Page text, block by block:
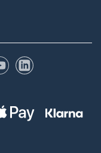
YouTubeLinkedIn